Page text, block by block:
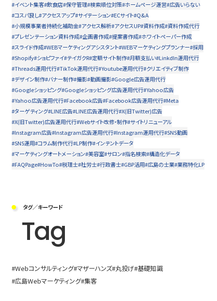
#イベント集客#飲食店#保守管理#検索順位対策#ホームページ運営#広告いらない
#コスパ良し#アクセスアップ#サイテーション#ECサイト#Q&A
#小規模事業者持続化補助金#アクセス解析#アクセスUP#資料作成#資料作成代行
#プレゼンテーション資料作成#企画書作成#提案書作成#ホワイトペーパー作成
#スライド作成#WEBマーケティングアシスタント#WEBマーケティングプランナー#採用
#Shopify#ショピファイ#テイガクR#定額サイト制作#月額支払い#LinkdIn運用代行
#Threads運用代行#TikTok運用代行#Youtube運用代行#クリエイティブ制作
#デザイン制作#バナー制作#撮影#動画撮影#Google広告運用代行
#Googleショッピング#Googleショッピング広告運用代行#Yahoo広告
#Yahoo広告運用代行#Facebook広告#Facebook広告運用代行#Meta
#ターゲティング#LINE広告#LINE広告運用代行#X(旧Twitter)広告
#X(旧Twitter)広告運用代行#Webサイト改修・制作#サイトリニューアル
#Instagram広告#Instagram広告運用代行#Instagram運用代行#SNS動画
#SNS運用#コラム制作代行#LP制作#インテントデータ
#マーケティングオートメーション#美容室#サロン#指名検索#構造化データ
#FAQPage#HowTo#税理士#社労士#行政書士#GBP活用#広島の士業#業務特化LP
タグ／キーワード
Tag
#Webコンサルティング#マザーハンズ#丸投げ#基礎知識
#広島Webマーケティング#集客